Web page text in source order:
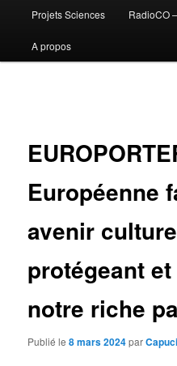
Projets Sciences RadioCO
A propos
Européenne
avenir
protégeant
notre riche
Publié le8 mars 2024par